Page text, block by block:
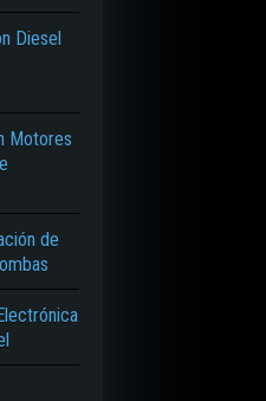
Diesel
Motores
de